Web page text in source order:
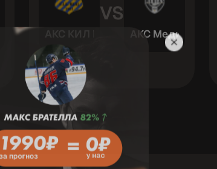
VS
АКС Медиас 2022